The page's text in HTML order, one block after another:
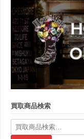
買取商品検索
検
索